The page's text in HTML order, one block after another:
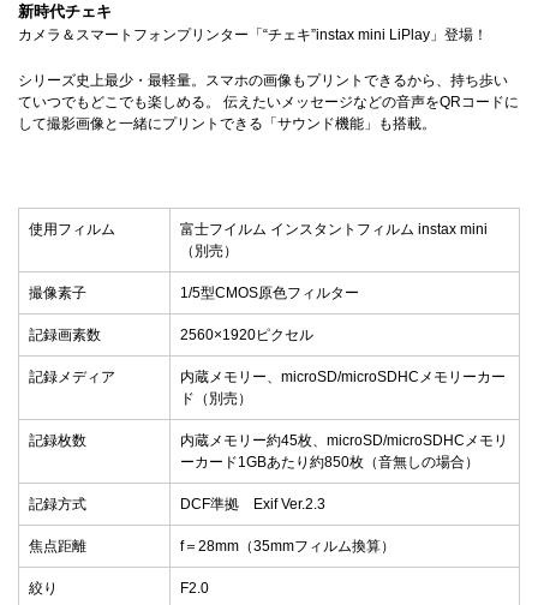
新時代チェキ
カメラ＆スマートフォンプリンター「“チェキ”instax mini LiPlay」登場！
シリーズ史上最少・最軽量。スマホの画像もプリントできるから、持ち歩い
ていつでもどこでも楽しめる。 伝えたいメッセージなどの音声をQRコードに
して撮影画像と一緒にプリントできる「サウンド機能」も搭載。
使用フィルム
富士フイルム インスタントフィルム instax mini
（別売）
撮像素子 1/5型CMOS原色フィルター
記録画素数 2560×1920ピクセル
記録メディア
内蔵メモリー、microSD/microSDHCメモリーカー
ド（別売）
記録枚数
内蔵メモリー約45枚、microSD/microSDHCメモリ
ーカード1GBあたり約850枚（音無しの場合）
記録方式 DCF準拠 Exif Ver.2.3
焦点距離 f＝28mm（35mmフィルム換算）
絞り F2.0